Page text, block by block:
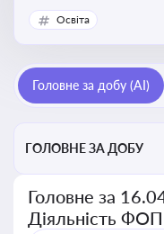
діяльність. Зміни в
роботи ФОПів
Освіта
Головне за добу (AI)
ГОЛОВНЕ ЗА ДОБУ
Головне за
Діяльність